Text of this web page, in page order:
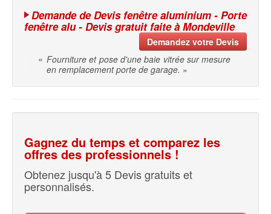
Demande de Devis fenêtre aluminium - Porte
fenêtre alu - Devis gratuit faite à Mondeville
Demandez votre Devis
« Fourniture et pose d'une baie vitrée sur mesure
en remplacement porte de garage. »
Gagnez du temps et comparez les
offres des professionnels !
Obtenez jusqu'à 5 Devis gratuits et
personnalisés.